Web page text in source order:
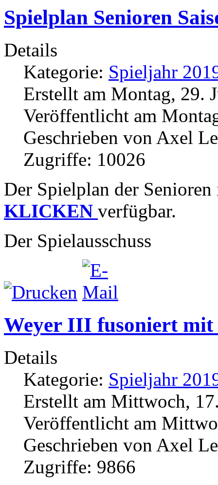
Spielplan Senioren
Details
Kategorie: Spieljahr
Erstellt am Montag, 29.
Veröffentlicht am
Geschrieben von Axel
Zugriffe: 10026
Der Spielplan der
KLICKEN verfügbar.
Der Spielausschuss
Weyer III fusoniert mit
Details
Kategorie: Spieljahr
Erstellt am Mittwoch,
Veröffentlicht am
Geschrieben von Axel
Zugriffe: 9866